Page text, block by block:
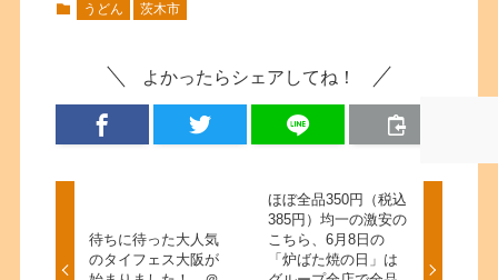
うどん 茨木市
よかったらシェアしてね！
待ちに待った大人気
のタイフェス大阪が
ほぼ全品350円（税込
385円）均一の激安の
こちら、6月8日の
「炉ばた焼の日」は